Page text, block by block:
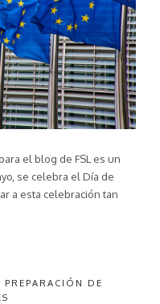
el blog de FSL es un
se celebra el Día de
a esta celebración tan
PREPARACIÓN DE